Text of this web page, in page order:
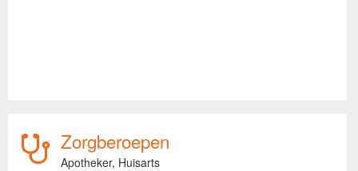
Zorgberoepen
Apotheker, Huisarts